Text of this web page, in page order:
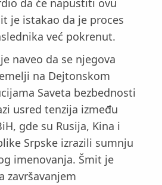
je istakao da je proces
već pokrenut.
naveo da se njegova
na Dejtonskom
Saveta bezbednosti
usred tenzija između
gde su Rusija, Kina i
Srpske izrazili sumnju
imenovanja. Šmit je
završavanjem